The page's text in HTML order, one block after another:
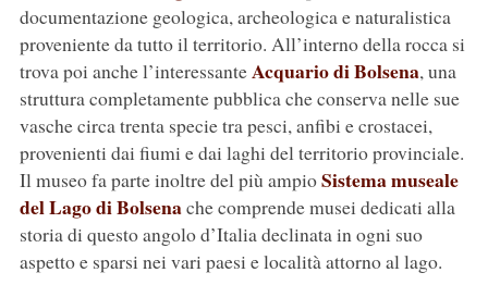
documentazione geologica, archeologica e naturalistica
proveniente da tutto il territorio. All’interno della rocca si
trova poi anche l’interessanteAcquario di Bolsena, una
struttura completamente pubblica che conserva nelle sue
vasche circa trenta specie tra pesci, anfibi e crostacei,
provenienti dai fiumi e dai laghi del territorio provinciale.
Il museo fa parte inoltre del più ampioSistema museale
del Lago di Bolsenache comprende musei dedicati alla
storia di questo angolo d’Italia declinata in ogni suo
aspetto e sparsi nei vari paesi e località attorno al lago.